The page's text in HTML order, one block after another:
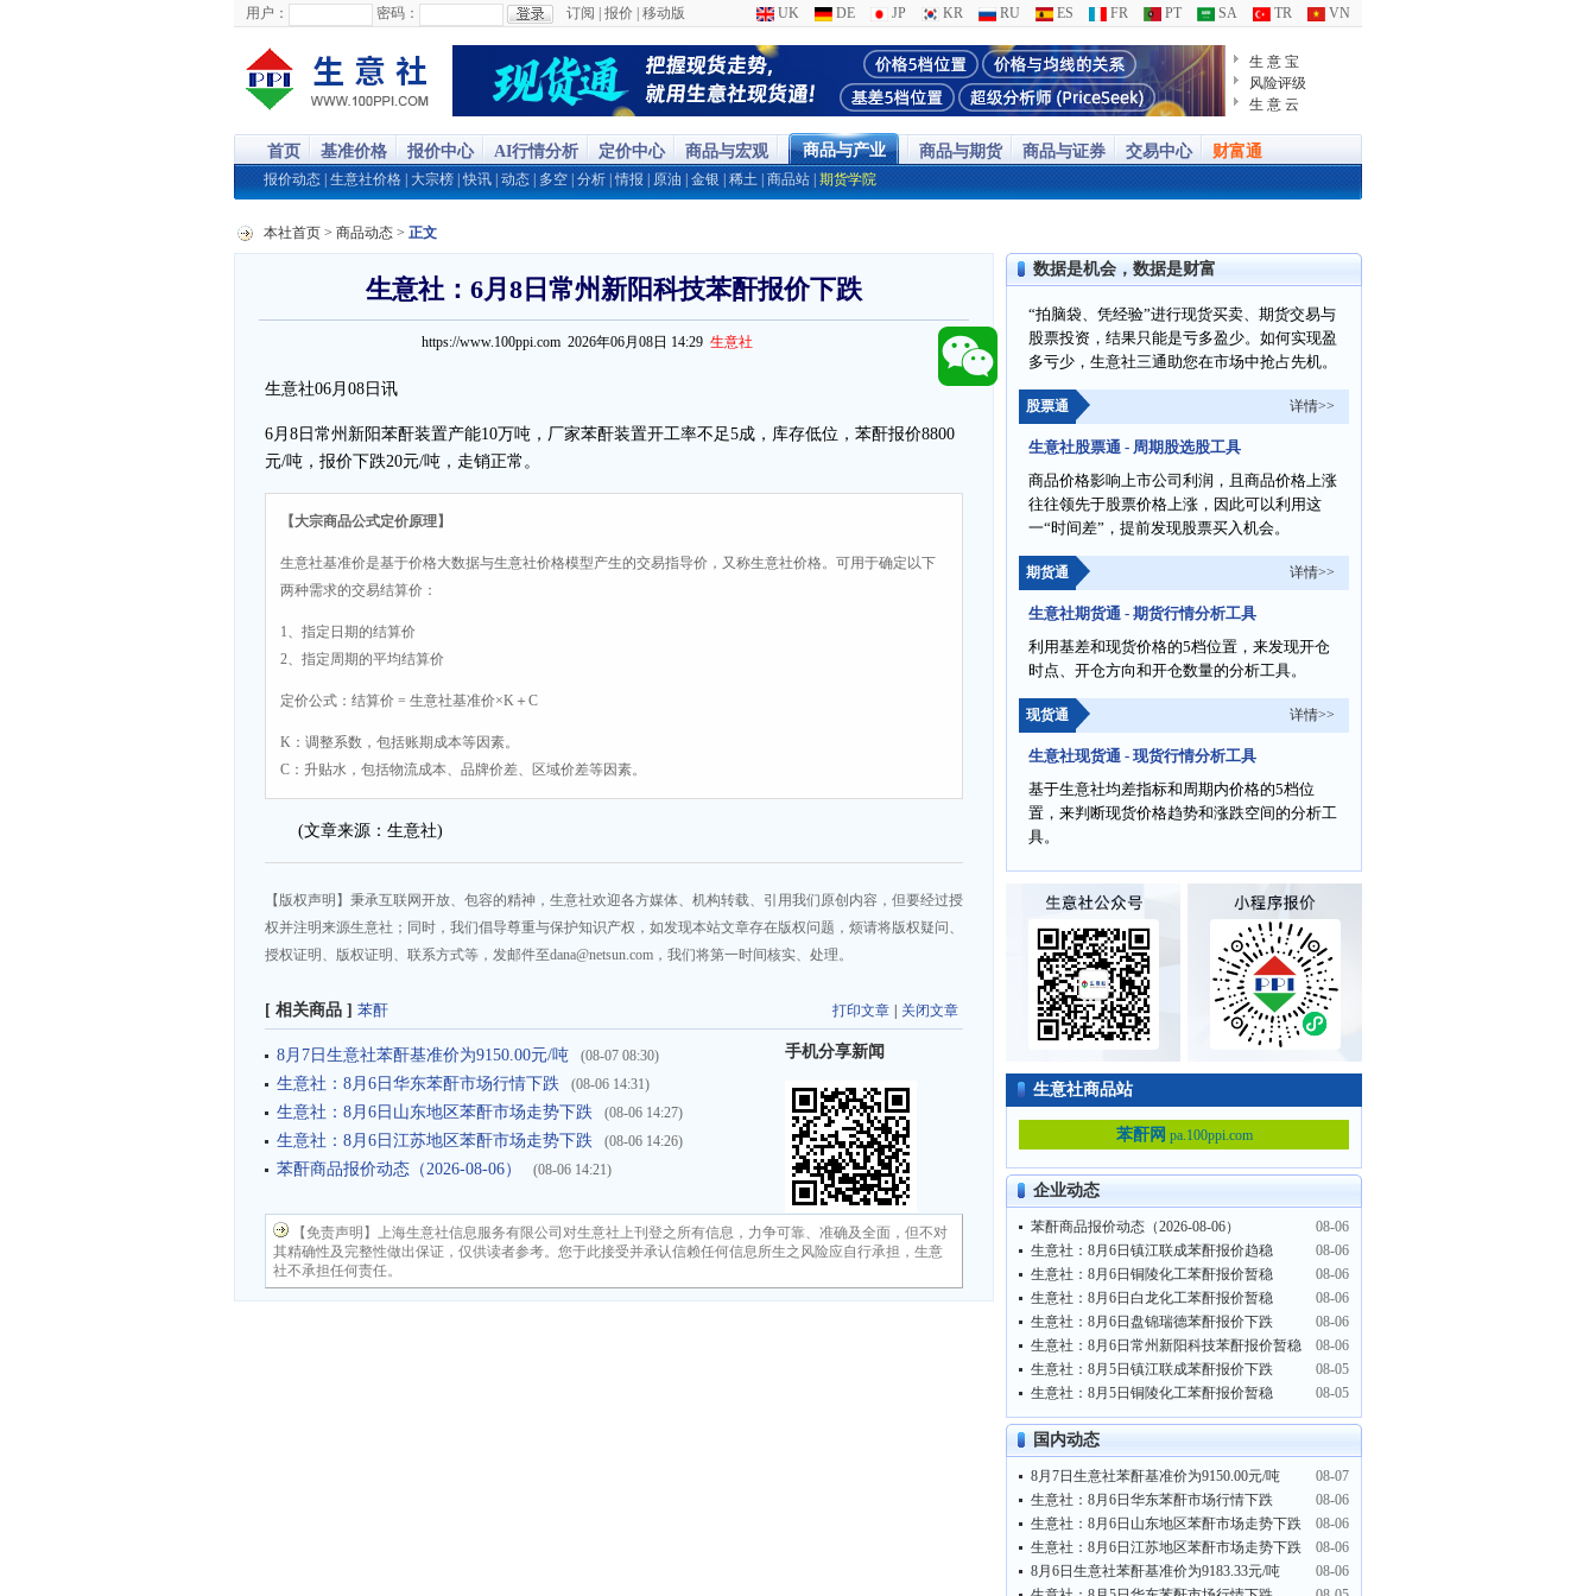
用户： 密码： 订阅 报价 移动版 UK DE JP KR RU ES FR PT SA TR VN
生 意 宝
风险评级
生 意 云
首页 基准价格 报价中心 AI行情分析 定价中心 商品与宏观 商品与产业 商品与期货 商品与证券 交易中心 财富通
报价动态 生意社价格 大宗榜 |快讯 动态 多空 分析 |情报 原油 金银 稀土 商品站 期货学院
本社首页 > 商品动态 > 正文
生意社：6月8日常州新阳科技苯酐报价下跌
https://www.100ppi.com 2026年06月08日 14:29 生意社
生意社06月08日讯
6月8日常州新阳苯酐装置产能10万吨，厂家苯酐装置开工率不足5成，库存低位，苯酐报价8800
元/吨，报价下跌20元/吨，走销正常。
【大宗商品公式定价原理】
生意社基准价是基于价格大数据与生意社价格模型产生的交易指导价，又称生意社价格。可用于确定以下
两种需求的交易结算价：
1、指定日期的结算价
2、指定周期的平均结算价
定价公式：结算价 = 生意社基准价×K＋C
K：调整系数，包括账期成本等因素。
C：升贴水，包括物流成本、品牌价差、区域价差等因素。
(文章来源：生意社)
【版权声明】秉承互联网开放、包容的精神，生意社欢迎各方媒体、机构转载、引用我们原创内容，但要经过授
权并注明来源生意社；同时，我们倡导尊重与保护知识产权，如发现本站文章存在版权问题，烦请将版权疑问、
授权证明、版权证明、联系方式等，发邮件至dana@netsun.com，我们将第一时间核实、处理。
打印文章 关闭文章
[ 相关商品 ] 苯酐
8月7日生意社苯酐基准价为9150.00元/吨 (08-07 08:30)
生意社：8月6日华东苯酐市场行情下跌 (08-06 14:31)
生意社：8月6日山东地区苯酐市场走势下跌 (08-06 14:27)
生意社：8月6日江苏地区苯酐市场走势下跌 (08-06 14:26)
苯酐商品报价动态（2026-08-06） (08-06 14:21)
手机分享新闻
【免责声明】上海生意社信息服务有限公司对生意社上刊登之所有信息，力争可靠、准确及全面，但不对
其精确性及完整性做出保证，仅供读者参考。您于此接受并承认信赖任何信息所生之风险应自行承担，生意
社不承担任何责任。
数据是机会，数据是财富
“拍脑袋、凭经验”进行现货买卖、期货交易与
股票投资，结果只能是亏多盈少。如何实现盈
多亏少，生意社三通助您在市场中抢占先机。
股票通 详情>>
生意社股票通 - 周期股选股工具
商品价格影响上市公司利润，且商品价格上涨
往往领先于股票价格上涨，因此可以利用这
一“时间差”，提前发现股票买入机会。
期货通 详情>>
生意社期货通 - 期货行情分析工具
利用基差和现货价格的5档位置，来发现开仓
时点、开仓方向和开仓数量的分析工具。
现货通 详情>>
生意社现货通 - 现货行情分析工具
基于生意社均差指标和周期内价格的5档位
置，来判断现货价格趋势和涨跌空间的分析工
具。
生意社商品站
苯酐网 pa.100ppi.com
企业动态
苯酐商品报价动态（2026-08-06）
08-06
生意社：8月6日镇江联成苯酐报价趋稳
08-06
生意社：8月6日铜陵化工苯酐报价暂稳
08-06
生意社：8月6日白龙化工苯酐报价暂稳
08-06
生意社：8月6日盘锦瑞德苯酐报价下跌
08-06
生意社：8月6日常州新阳科技苯酐报价暂稳
08-06
生意社：8月5日镇江联成苯酐报价下跌
08-05
生意社：8月5日铜陵化工苯酐报价暂稳
08-05
国内动态
8月7日生意社苯酐基准价为9150.00元/吨
08-07
生意社：8月6日华东苯酐市场行情下跌
08-06
生意社：8月6日山东地区苯酐市场走势下跌
08-06
生意社：8月6日江苏地区苯酐市场走势下跌
08-06
8月6日生意社苯酐基准价为9183.33元/吨
08-06